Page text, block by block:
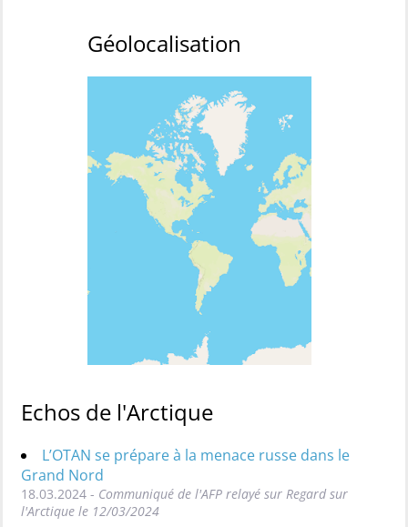
Géolocalisation
Echos de l'Arctique
L’OTAN se prépare à la menace russe dans le
Grand Nord
18.03.2024 - Communiqué de l'AFP relayé sur Regard sur
l'Arctique le 12/03/2024